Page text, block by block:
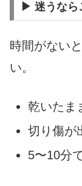
▶ 迷うなら
時間がない
い。
乾いたま
切り傷が
5〜10分